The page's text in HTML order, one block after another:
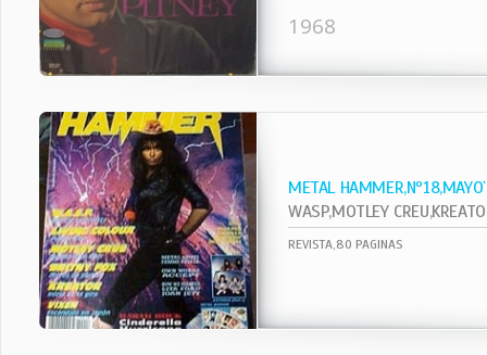
1968
METAL
WASP,MOTLEY
REVISTA,80 PAGINAS